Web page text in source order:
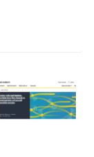
AI加持的可穿戴